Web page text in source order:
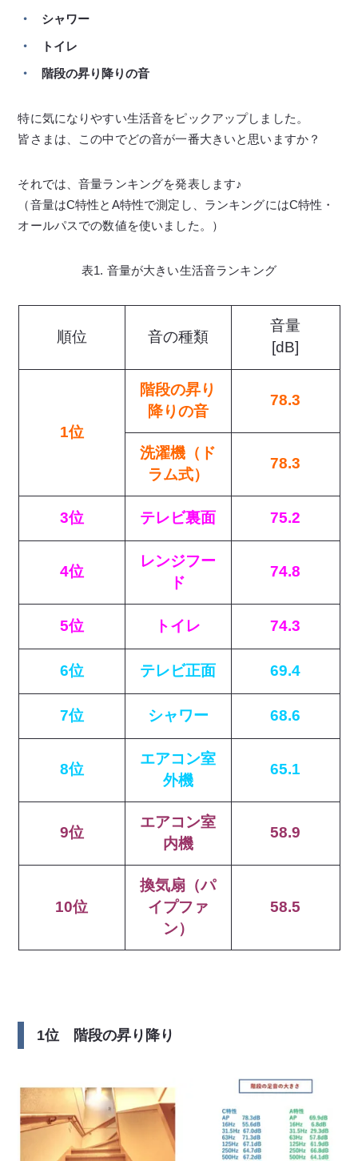
シャワー
トイレ
階段の昇り降りの音
特に気になりやすい生活音をピックアップしました。
皆さまは、この中でどの音が一番大きいと思いますか？
それでは、音量ランキングを発表します♪
（音量はC特性とA特性で測定し、ランキングにはC特性・
オールパスでの数値を使いました。）
表1. 音量が大きい生活音ランキング
順位 音の種類
音量
[dB]
1位
階段の昇り
降りの音
78.3
洗濯機（ド
ラム式）
78.3
3位 テレビ裏面 75.2
4位
レンジフー
ド
74.8
5位 トイレ 74.3
6位 テレビ正面 69.4
7位 シャワー 68.6
8位
エアコン室
外機
65.1
9位
エアコン室
内機
58.9
10位
換気扇（パ
イプファ
ン）
58.5
1位 階段の昇り降り